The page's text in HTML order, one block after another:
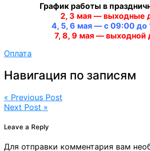
График работы в
2, 3 мая — выходные
4, 5, 6 мая — с 09:00 до
7, 8, 9 мая — выходной
Оплата
Навигация по записям
« Previous Post
Next Post »
Leave a Reply
Для отправки комментария вам